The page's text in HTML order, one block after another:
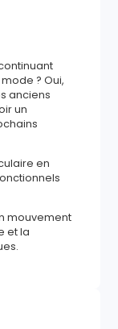
? Oui,
anciens
un
en
mouvement
et la